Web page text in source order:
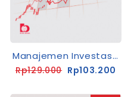
Manajemen Investasi Dan Portofolio
Rp129.000 Rp103.200